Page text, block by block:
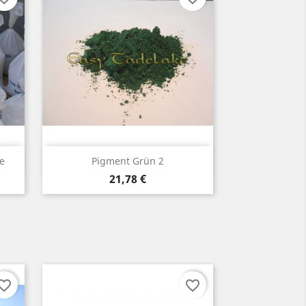
Pigment Grün 2
Preis
21,78 €
Vorschau
favorite_border